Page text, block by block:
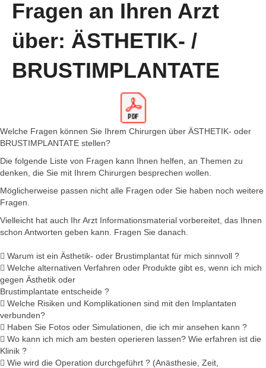
Fragen an Ihren Arzt
über: ÄSTHETIK- /
BRUSTIMPLANTATE
Welche Fragen können Sie Ihrem Chirurgen über ÄSTHETIK- oder
BRUSTIMPLANTATE stellen?
Die folgende Liste von Fragen kann Ihnen helfen, an Themen zu
denken, die Sie mit Ihrem Chirurgen besprechen wollen.
Möglicherweise passen nicht alle Fragen oder Sie haben noch weitere
Fragen.
Vielleicht hat auch Ihr Arzt Informationsmaterial vorbereitet, das Ihnen
schon Antworten geben kann. Fragen Sie danach.
 Warum ist ein Ästhetik- oder Brustimplantat für mich sinnvoll ?
 Welche alternativen Verfahren oder Produkte gibt es, wenn ich mich
gegen Ästhetik oder
Brustimplantate entscheide ?
 Welche Risiken und Komplikationen sind mit den Implantaten
verbunden?
 Haben Sie Fotos oder Simulationen, die ich mir ansehen kann ?
 Wo kann ich mich am besten operieren lassen? Wie erfahren ist die
Klinik ?
 Wie wird die Operation durchgeführt ? (Anästhesie, Zeit,